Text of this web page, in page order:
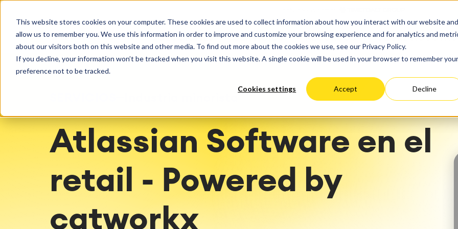
This website stores cookies on your computer. These cookies are used to collect information about how you interact with our website and
allow us to remember you. We use this information in order to improve and customize your browsing experience and for analytics and
about our visitors both on this website and other media. To find out more about the cookies we use, see our Privacy Policy.
If you decline, your information won’t be tracked when you visit this website. A single cookie will be used in your browser to remember your
preference not to be tracked.
Cookies settings Accept Decline
SOLUCIONES
Agile & DevOps
DevOps
Gestión de requisitos
Agile Development
Project & Work Management
Planificación del tiempo
Procesos empresariales
Informes y paneles de control
Service Management
Gestión de servicios IT &
Viaja a la gestión de
Gestión de activos
Mantenimiento industrial
Integration
Inteligencia Artificial
SAP Integración
Atlassian Backup & Restore
SERVICIOS
Getting Started
Operate
Servicios Cloud
Hosting gestionado
Configuración
Progress
Optimización del
Migración
Migración Cloud
personalizadas
catworkx academy
Formación
Producción de contenido de
aprendizaje personalizado
Consultoría de métodos y
procesos
Estrategia del panorama de TI
Evaluaciones ágiles
Implementación de ITSM
RECURSOS
Eventos y seminarios web Casos de éxito Blog
SOBRE
Descubre más sobre catworkx Alemania
Atlassian Software en el
retail - Powered by
catworkx